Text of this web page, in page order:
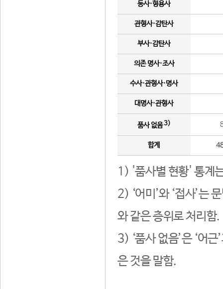
동사·형용사
관형사·감탄사
부사·감탄사
의존 명사·조사
수사·관형사·명사
대명사·관형사
품사 없음3)
합계
1) '품사별 현황' 통계
2) ‘어미’와 ‘접사’는
와 같은 층위로 처리함.
3) ‘품사 없음’은 ‘어
은 것을 말함.